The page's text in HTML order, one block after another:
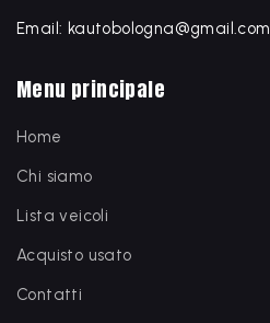
Email: kautobologna@gmail.com
Menu principale
Home
Chi siamo
Lista veicoli
Acquisto usato
Contatti